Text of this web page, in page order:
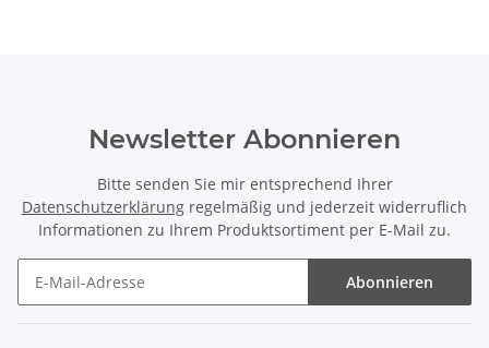
Newsletter Abonnieren
Bitte senden Sie mir entsprechend Ihrer
Datenschutzerklärung regelmäßig und jederzeit widerruflich
Informationen zu Ihrem Produktsortiment per E-Mail zu.
Abonnieren